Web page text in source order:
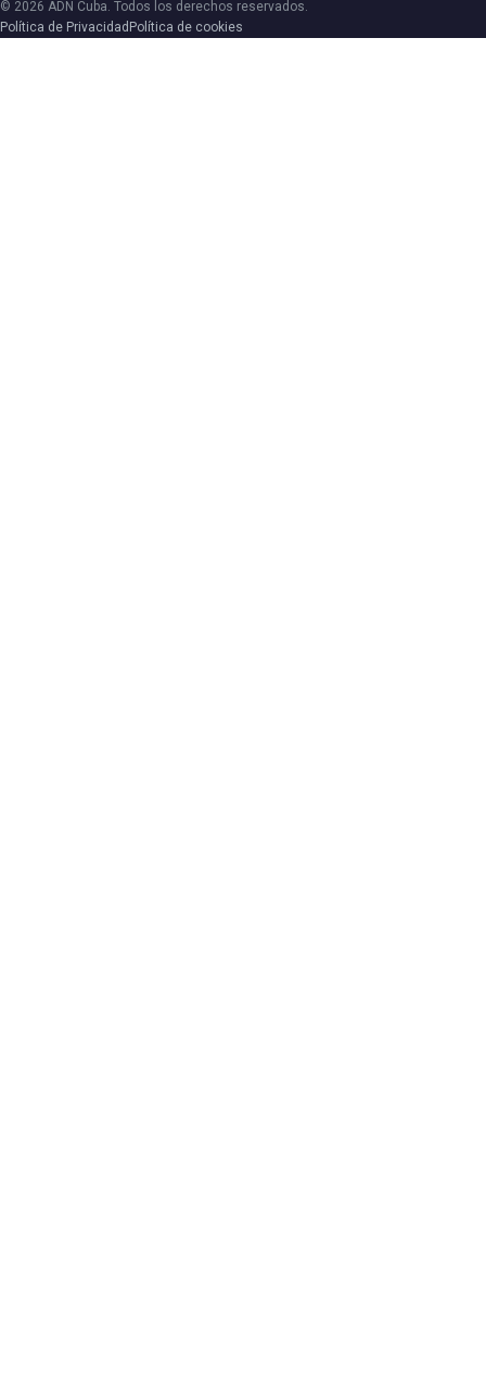
© 2026 ADN Cuba. Todos los derechos reservados.
Política de Privacidad Política de cookies